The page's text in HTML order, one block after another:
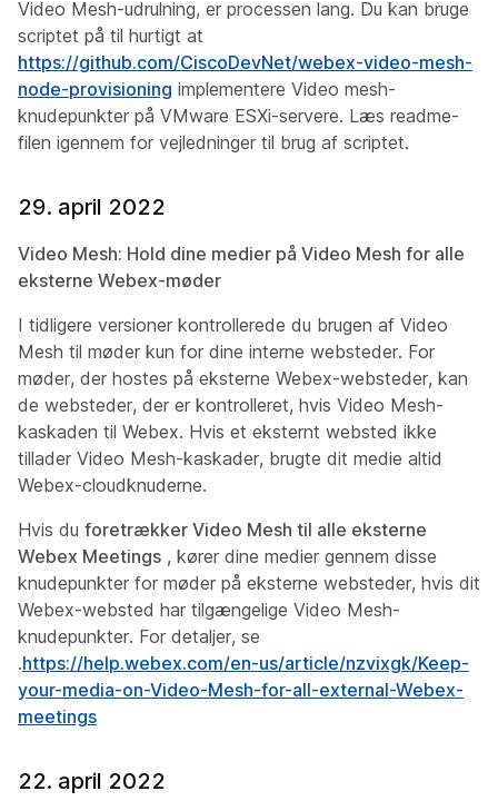
Video Mesh-udrulning, er processen lang. Du kan bruge
scriptet på til hurtigt at
https://github.com/CiscoDevNet/webex-video-mesh-
node-provisioning implementere Video mesh-
knudepunkter på VMware ESXi-servere. Læs readme-
filen igennem for vejledninger til brug af scriptet.
29. april 2022
Video Mesh: Hold dine medier på Video Mesh for alle
eksterne Webex-møder
I tidligere versioner kontrollerede du brugen af Video
Mesh til møder kun for dine interne websteder. For
møder, der hostes på eksterne Webex-websteder, kan
de websteder, der er kontrolleret, hvis Video Mesh-
kaskaden til Webex. Hvis et eksternt websted ikke
tillader Video Mesh-kaskader, brugte dit medie altid
Webex-cloudknuderne.
Hvis du foretrækker Video Mesh til alle eksterne
Webex Meetings , kører dine medier gennem disse
knudepunkter for møder på eksterne websteder, hvis dit
Webex-websted har tilgængelige Video Mesh-
knudepunkter. For detaljer, se
.https://help.webex.com/en-us/article/nzvixgk/Keep-
your-media-on-Video-Mesh-for-all-external-Webex-
meetings
22. april 2022